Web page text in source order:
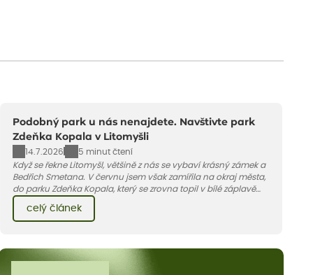
Podobný park u nás nenajdete. Navštivte park
Zdeňka Kopala v Litomyšli
14.7.2026
5 minut čtení
Když se řekne Litomyšl, většině z nás se vybaví krásný zámek a
Bedřich Smetana. V červnu jsem však zamířila na okraj města,
do parku Zdeňka Kopala, který se zrovna topil v bílé záplavě
kvetoucích kopretin. Fotky řeknou víc než slova, přidávám k
nim pár řádků o tom, jak tento jedinečný kus krajiny vznikl.
celý článek